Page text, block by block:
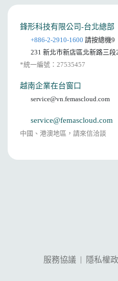
鋒形科技有限公司-台北總部
+886-2-2910-1600 請按總機9
231 新北市新店區北新路三
*統一編號：27535457
越南企業在台窗口
service@vn.femascloud.com
service@femascloud.com
中國、港澳地區，請來信洽談
服務協議 | 隱私權